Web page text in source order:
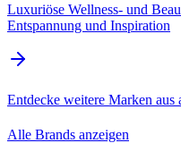
Luxuriöse Wellness- und
Entspannung und Inspiration
Entdecke weitere Marken aus
Alle Brands anzeigen